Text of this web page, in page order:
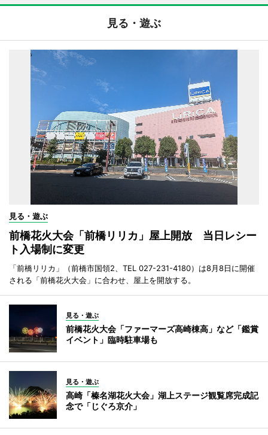
見る・遊ぶ
見る・遊ぶ
前橋花火大会「前橋リリカ」屋上開放 当日レシー
ト入場制に変更
「前橋リリカ」（前橋市国領2、TEL 027-231-4180）は8月8日に開催
される「前橋花火大会」に合わせ、屋上を開放する。
見る・遊ぶ
前橋花火大会「ファーマーズ高崎棟高」など「鑑賞
イベント」臨時駐車場も
見る・遊ぶ
高崎「榛名湖花火大会」湖上ステージ観覧席完成記
念で「じぐろ京介」